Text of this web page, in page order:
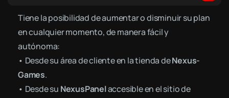
Tiene la posibilidad de aumentar o disminuir su plan
en cualquier momento, de manera fácil y
autónoma:
• Desde su área de cliente en la tienda deNexus-
Games.
• Desde su NexusPanelaccesible en el sitio de